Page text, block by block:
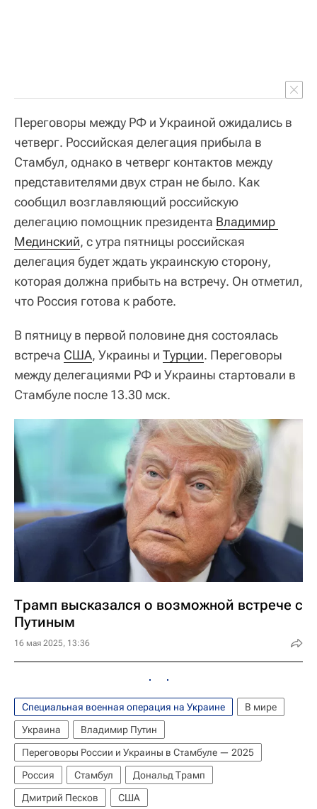
Переговоры между РФ и Украиной ожидались в
четверг. Российская делегация прибыла в
Стамбул, однако в четверг контактов между
представителями двух стран не было. Как
сообщил возглавляющий российскую
делегацию помощник президента Владимир
Мединский, с утра пятницы российская
делегация будет ждать украинскую сторону,
которая должна прибыть на встречу. Он отметил,
что Россия готова к работе.
В пятницу в первой половине дня состоялась
встреча США, Украины и Турции. Переговоры
между делегациями РФ и Украины стартовали в
Стамбуле после 13.30 мск.
Трамп высказался о возможной встрече с
Путиным
16 мая 2025, 13:36
Специальная военная операция на Украине
В мире
Украина
Владимир Путин
Переговоры России и Украины в Стамбуле — 2025
Россия
Стамбул
Дональд Трамп
Дмитрий Песков
США